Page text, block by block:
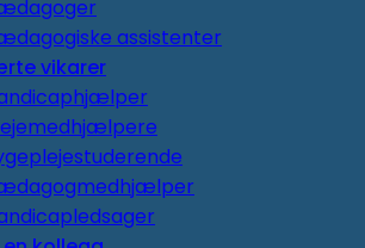
assistenter
vikarer